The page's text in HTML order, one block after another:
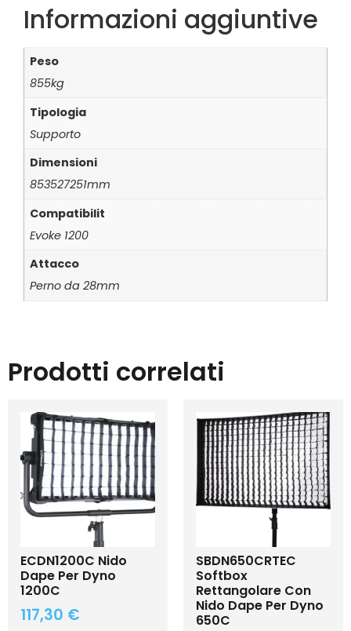
Informazioni aggiuntive
Peso
855kg
Tipologia
Supporto
Dimensioni
853527251mm
Compatibilit
Evoke 1200
Attacco
Perno da 28mm
Prodotti correlati
ECDN1200C Nido
Dape Per Dyno
1200C
117,30 €
SBDN650CRTEC
Softbox
Rettangolare Con
Nido Dape Per Dyno
650C